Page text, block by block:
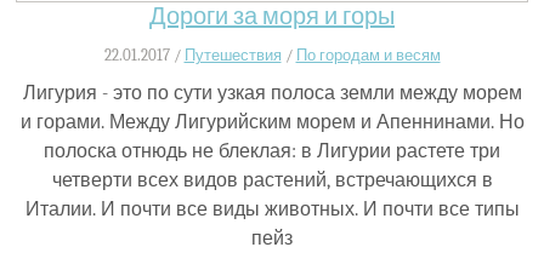
Дороги за моря и горы
22.01.2017 / Путешествия / По городам и весям
Лигурия - это по сути узкая полоса земли между морем
и горами. Между Лигурийским морем и Апеннинами. Но
полоска отнюдь не блеклая: в Лигурии растете три
четверти всех видов растений, встречающихся в
Италии. И почти все виды животных. И почти все типы
пейз